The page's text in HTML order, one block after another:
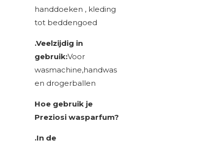
handdoeken , kleding
tot beddengoed
.Veelzijdig in
gebruik:Voor
wasmachine,handwas
en drogerballen
Hoe gebruik je
Preziosi wasparfum?
.In de